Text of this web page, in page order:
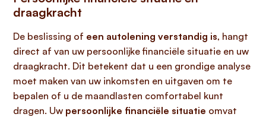
draagkracht
De beslissing of een autolening verstandig is, hangt
direct af van uw persoonlijke financiële situatie en uw
draagkracht. Dit betekent dat u een grondige analyse
moet maken van uw inkomsten en uitgaven om te
bepalen of u de maandlasten comfortabel kunt
dragen. Uw persoonlijke financiële situatie omvat